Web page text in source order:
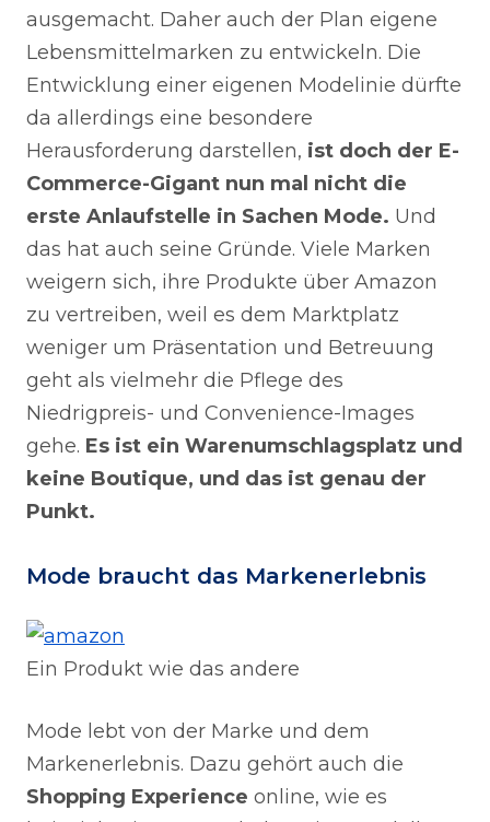
ausgemacht. Daher auch der Plan eigene
Lebensmittelmarken zu entwickeln. Die
Entwicklung einer eigenen Modelinie dürfte
da allerdings eine besondere
Herausforderung darstellen, ist doch der E-
Commerce-Gigant nun mal nicht die
erste Anlaufstelle in Sachen Mode. Und
das hat auch seine Gründe. Viele Marken
weigern sich, ihre Produkte über Amazon
zu vertreiben, weil es dem Marktplatz
weniger um Präsentation und Betreuung
geht als vielmehr die Pflege des
Niedrigpreis- und Convenience-Images
gehe. Es ist ein Warenumschlagsplatz und
keine Boutique, und das ist genau der
Punkt.
Mode braucht das Markenerlebnis
Ein Produkt wie das andere
Mode lebt von der Marke und dem
Markenerlebnis. Dazu gehört auch die
Shopping Experience online, wie es